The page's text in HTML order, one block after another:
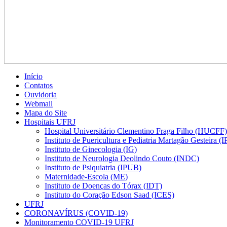
Início
Contatos
Ouvidoria
Webmail
Mapa do Site
Hospitais UFRJ
Hospital Universitário Clementino Fraga Filho (HUCFF)
Instituto de Puericultura e Pediatria Martagão Gesteira
Instituto de Ginecologia (IG)
Instituto de Neurologia Deolindo Couto (INDC)
Instituto de Psiquiatria (IPUB)
Maternidade-Escola (ME)
Instituto de Doenças do Tórax (IDT)
Instituto do Coração Edson Saad (ICES)
UFRJ
CORONAVÍRUS (COVID-19)
Monitoramento COVID-19 UFRJ